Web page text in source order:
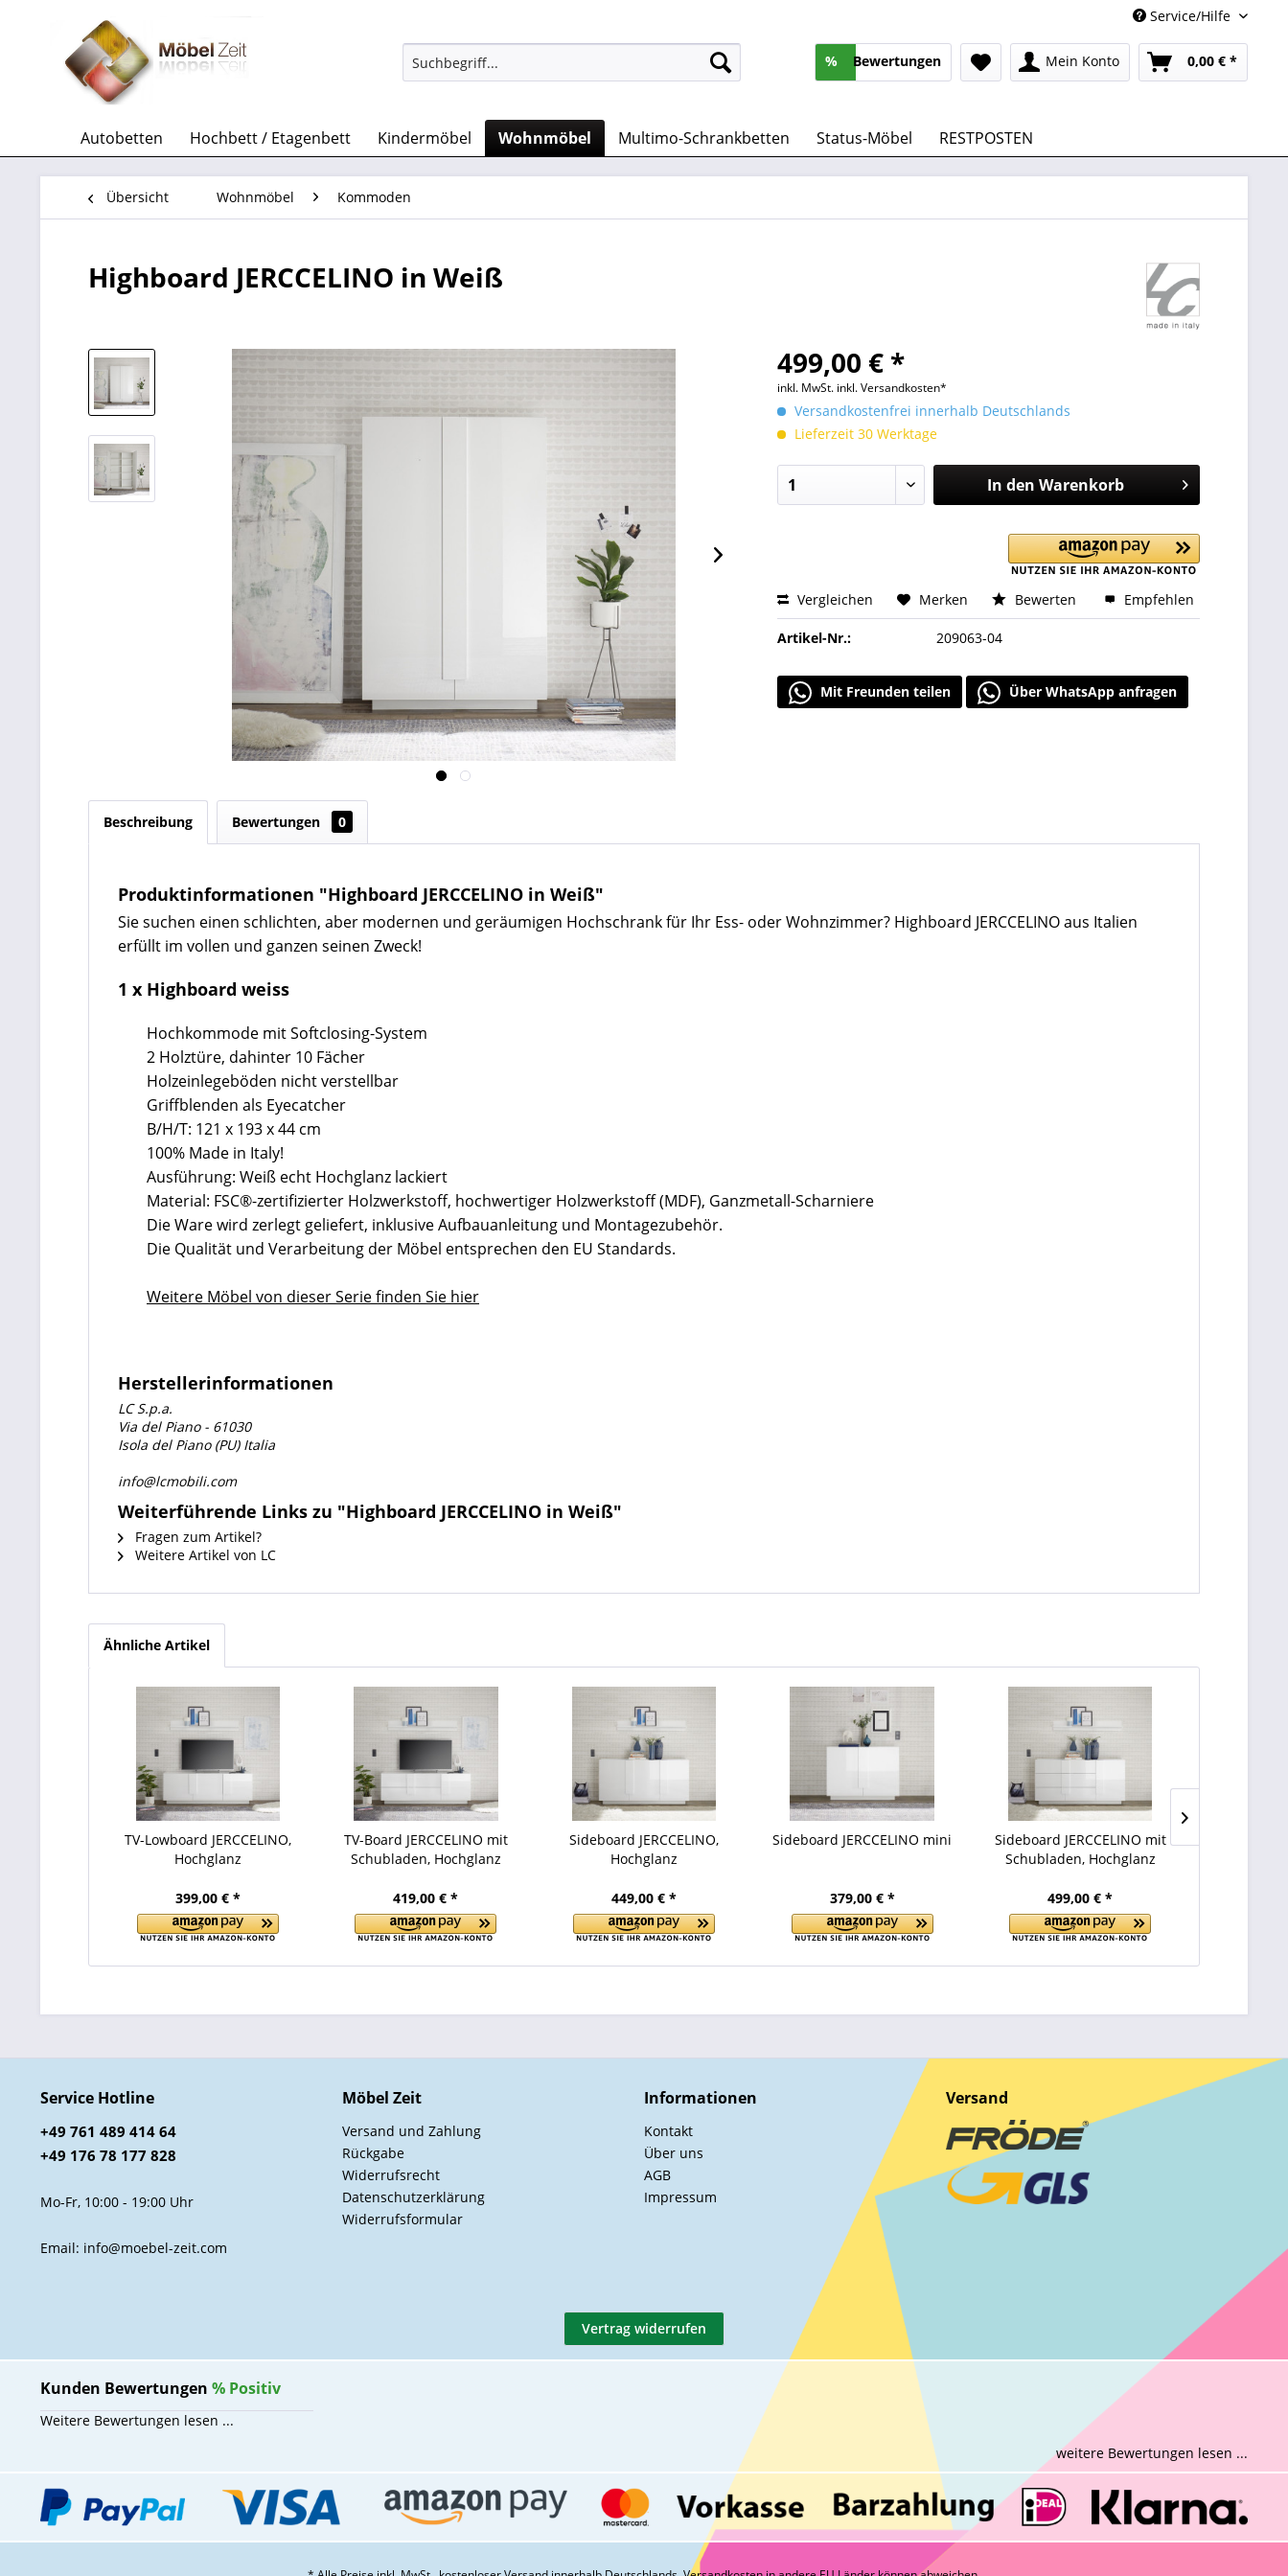
Service/Hilfe
% Bewertungen Mein Konto 0,00 € *
Autobetten Hochbett / Etagenbett Kindermöbel Wohnmöbel Multimo-Schrankbetten Status-Möbel RESTPOSTEN
Übersicht Wohnmöbel Kommoden
Highboard JERCCELINO in Weiß
499,00 € *
inkl. MwSt. inkl. Versandkosten*
Versandkostenfrei innerhalb Deutschlands
Lieferzeit 30 Werktage
In den Warenkorb
Vergleichen Merken Bewerten Empfehlen
Artikel-Nr.: 209063-04
Mit Freunden teilen Über WhatsApp anfragen
Beschreibung Bewertungen 0
Produktinformationen "Highboard JERCCELINO in Weiß"
Sie suchen einen schlichten, aber modernen und geräumigen Hochschrank für Ihr Ess- oder Wohnzimmer? Highboard JERCCELINO aus Italien
erfüllt im vollen und ganzen seinen Zweck!
1 x Highboard weiss
Hochkommode mit Softclosing-System
2 Holztüre, dahinter 10 Fächer
Holzeinlegeböden nicht verstellbar
Griffblenden als Eyecatcher
B/H/T: 121 x 193 x 44 cm
100% Made in Italy!
Ausführung: Weiß echt Hochglanz lackiert
Material: FSC®-zertifizierter Holzwerkstoff, hochwertiger Holzwerkstoff (MDF), Ganzmetall-Scharniere
Die Ware wird zerlegt geliefert, inklusive Aufbauanleitung und Montagezubehör.
Die Qualität und Verarbeitung der Möbel entsprechen den EU Standards.
Weitere Möbel von dieser Serie finden Sie hier
Herstellerinformationen
LC S.p.a.
Via del Piano - 61030
Isola del Piano (PU) Italia
info@lcmobili.com
Weiterführende Links zu "Highboard JERCCELINO in Weiß"
Fragen zum Artikel?
Weitere Artikel von LC
Ähnliche Artikel
TV-Lowboard JERCCELINO,
Hochglanz
399,00 € *
TV-Board JERCCELINO mit
Schubladen, Hochglanz
419,00 € *
Sideboard JERCCELINO,
Hochglanz
449,00 € *
Sideboard JERCCELINO mini
379,00 € *
Sideboard JERCCELINO mit
Schubladen, Hochglanz
499,00 € *
Service Hotline
+49 761 489 414 64
+49 176 78 177 828
Mo-Fr, 10:00 - 19:00 Uhr
Email: info@moebel-zeit.com
Möbel Zeit
Versand und Zahlung
Rückgabe
Widerrufsrecht
Datenschutzerklärung
Widerrufsformular
Informationen
Kontakt
Über uns
AGB
Impressum
Versand
Vertrag widerrufen
Kunden Bewertungen % Positiv
Weitere Bewertungen lesen ...
weitere Bewertungen lesen ...